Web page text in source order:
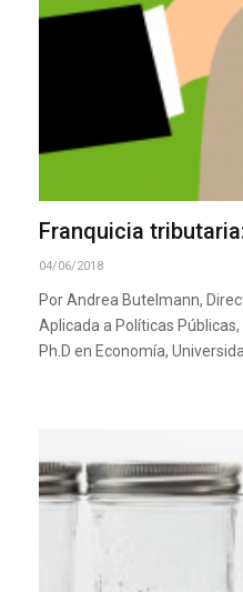
Franquicia
04/06/2018
Por Andrea Butelmann,
Aplicada a Políticas
Ph.D en Economía,